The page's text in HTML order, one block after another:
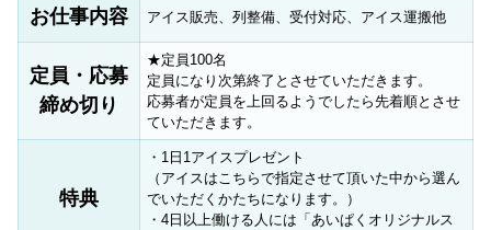
お仕事内容 アイス販売、列整備、受付対応、アイス運搬他
定員・応募
締め切り
★定員100名
定員になり次第終了とさせていただきます。
応募者が定員を上回るようでしたら先着順とさせ
ていただきます。
特典
・1日1アイスプレゼント
（アイスはこちらで指定させて頂いた中から選ん
でいただくかたちになります。）
・4日以上働ける人には「あいぱくオリジナルス